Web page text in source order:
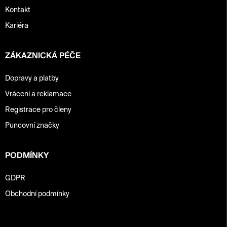
Kontakt
Kariéra
ZÁKAZNICKÁ PÉČE
Dopravy a platby
Vrácení a reklamace
Registrace pro členy
Puncovní značky
PODMÍNKY
GDPR
Obchodní podmínky